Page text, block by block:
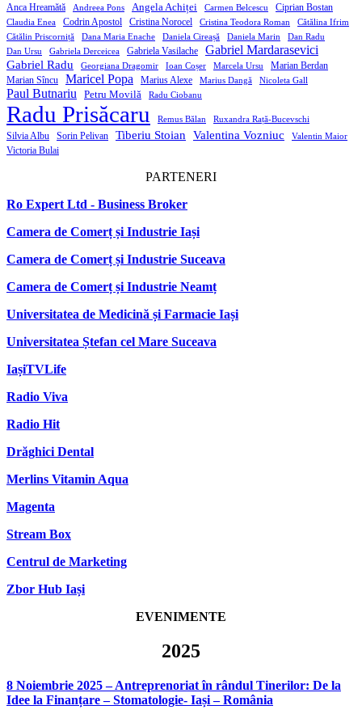
Anca Hreamătă Andreea Pons Angela Achiței Carmen Belcescu Ciprian Bostan
Claudia Enea Codrin Apostol Cristina Norocel Cristina Teodora Roman
Cătălina Ifrim
Cătălin Priscorniță
Dana Maria Enache Daniela Cireașă Daniela Marin
Dan Radu
Dan Ursu
Gabriela Derceicea Gabriela Vasilache Gabriel Mardarasevici
Gabriel Radu Georgiana Dragomir Ioan Coșer Marcela Ursu
Marian Berdan
Marian Sîncu
Maricel Popa Marius Alexe Marius Dangă Nicoleta Gall
Paul Butnariu Petru Movilă Radu Ciobanu
Radu Prisăcaru Remus Bălan Ruxandra Rață-Bucevschi
Silvia Albu Sorin Pelivan Tiberiu Stoian Valentina Vozniuc Valentin Maior
Victoria Bulai
PARTENERI
Ro Expert Ltd - Business Broker
Camera de Comerț și Industrie Iași
Camera de Comerț și Industrie Suceava
Camera de Comerț și Industrie Neamț
Universitatea de Medicină și Farmacie Iași
Universitatea Ștefan cel Mare Suceava
IașiTVLife
Radio Viva
Radio Hit
Drăghici Dental
Merlins Vitamin Aqua
Magenta
Stream Box
Centrul de Marketing
Zbor Hub Iași
EVENIMENTE
2025
8 Noiembrie 2025 – Antreprenoriat în rândul Tinerilor: De la
Idee la Finanțare – Stomatologie- Iași – România